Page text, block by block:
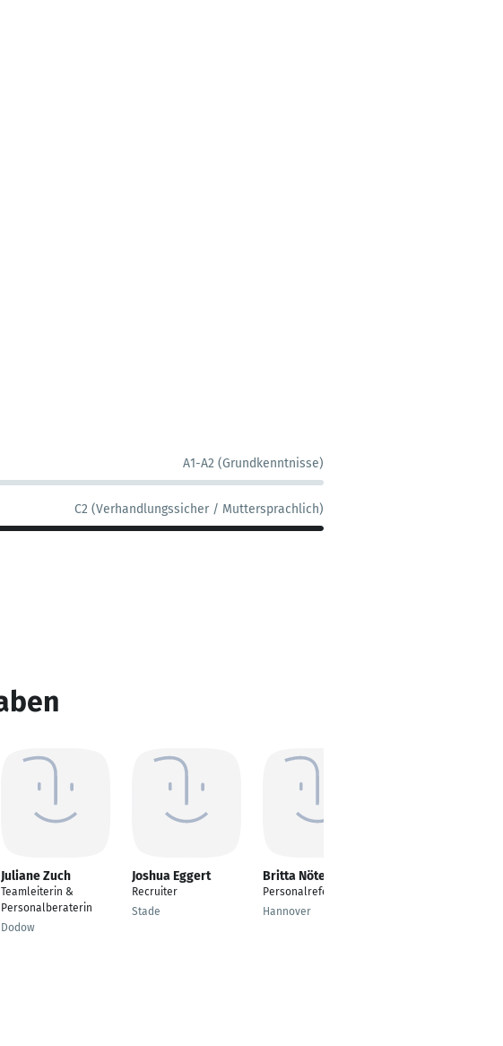
A1-A2 (Grundkenntnisse)
C2 (Verhandlungssicher / Muttersprachlich)
Juliane Zuch
Teamleiterin &
Personalberaterin
Dodow
Joshua Eggert
Recruiter
Stade
Britta Nötel
Personalreferentin
Hannover